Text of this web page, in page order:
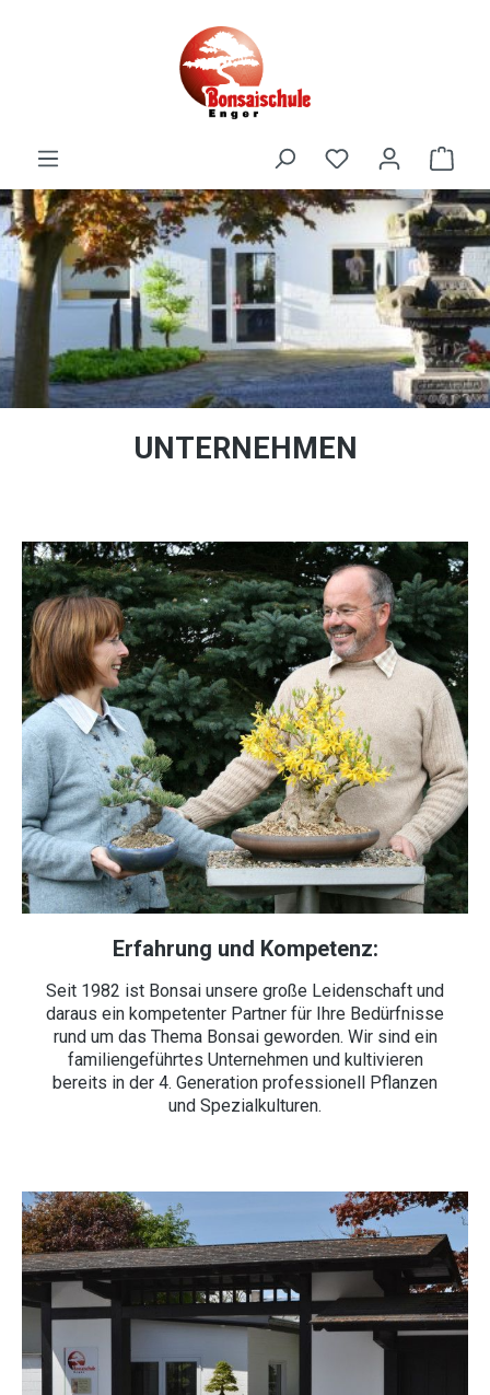
UNTERNEHMEN
Erfahrung und Kompetenz:
Seit 1982 ist Bonsai unsere große Leidenschaft und
daraus ein kompetenter Partner für Ihre Bedürfnisse
rund um das Thema Bonsai geworden. Wir sind ein
familiengeführtes Unternehmen und kultivieren
bereits in der 4. Generation professionell Pflanzen
und Spezialkulturen.